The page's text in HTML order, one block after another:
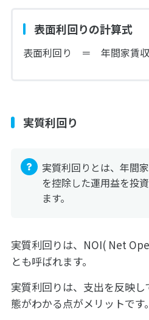
表面利回りの計算式
表面利回り ＝ 年間家
実質利回り
実質利回りとは、年間
を控除した運用益を投
ます。
実質利回りは、NOI( Net
とも呼ばれます。
実質利回りは、支出を反映
態がわかる点がメリットです。